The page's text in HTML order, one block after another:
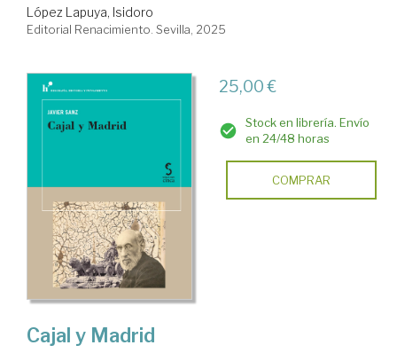
López Lapuya, Isidoro
Editorial Renacimiento. Sevilla, 2025
25,00 €
Stock en librería. Envío
en 24/48 horas
COMPRAR
Cajal y Madrid